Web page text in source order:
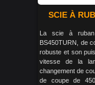
SCIE À
La scie à ruban
BS450TURN, de
robuste et son
vitesse de la
changement de
de coupe de